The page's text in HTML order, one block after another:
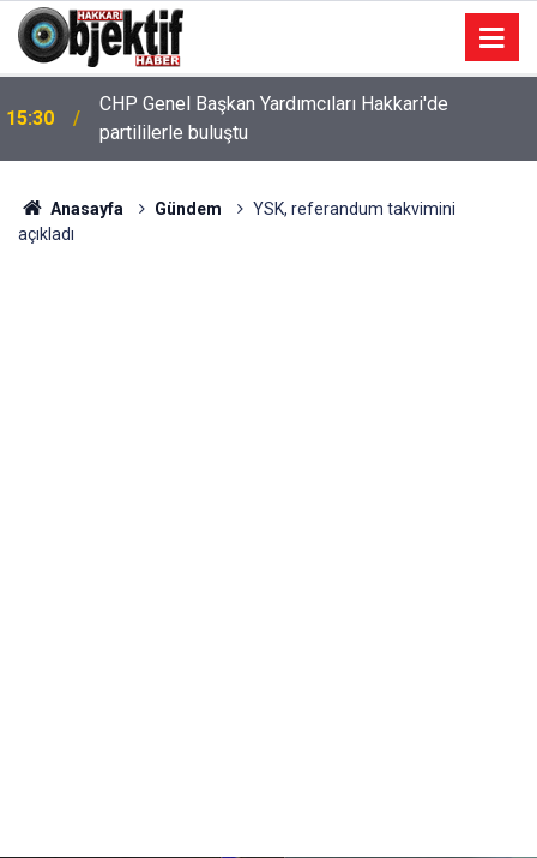
15:30
CHP Genel Başkan Yardımcıları Hakkari'de
partililerle buluştu
Anasayfa Gündem
YSK, referandum takvimini
açıkladı